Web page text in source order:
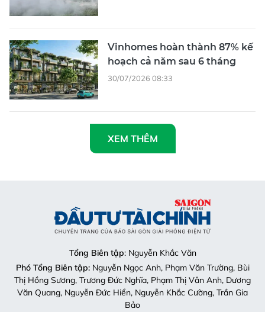
Vinhomes hoàn thành 87% kế
hoạch cả năm sau 6 tháng
30/07/2026 08:33
XEM THÊM
Tổng Biên tập: Nguyễn Khắc Văn
Phó Tổng Biên tập:Nguyễn Ngọc Anh, Phạm Văn Trường, Bùi
Thị Hồng Sương, Trương Đức Nghĩa, Phạm Thị Vân Anh, Dương
Văn Quang, Nguyễn Đức Hiển, Nguyễn Khắc Cường, Trần Gia
Bảo